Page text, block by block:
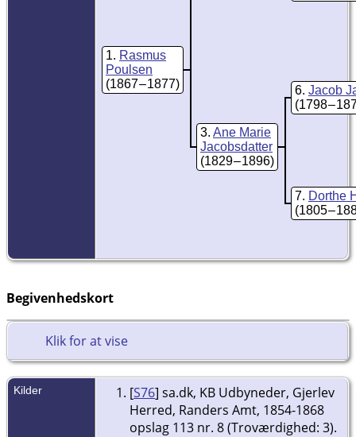
1
Rasmus
Poulsen
(1867 – 1877)
3 Ane Marie
Jacobsdatter
(1829 – 1896)
6 Jacob
(1798 –
7 Dorthe
(1805 –
Begivenhedskort
Klik for at vise
Kilder [S76] sa.dk, KB Udbyneder, Gjerlev
Herred, Randers Amt, 1854-1868
opslag 113 nr. 8 (Troværdighed: 3).